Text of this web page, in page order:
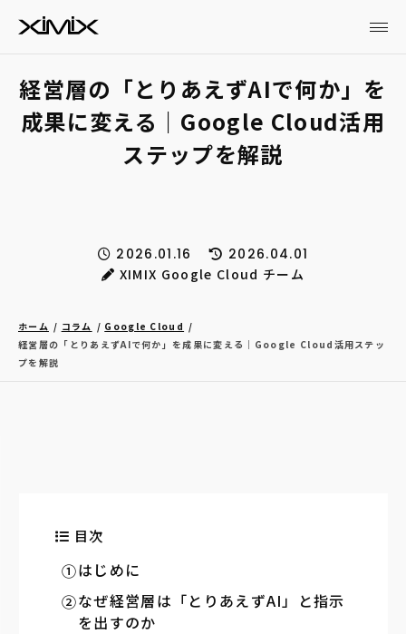
経営層の「とりあえずAIで何か」を
成果に変える｜Google Cloud活用
ステップを解説
2026.01.16
2026.04.01
XIMIX Google Cloud チーム
ホーム コラム
Google Cloud
経営層の「とりあえずAIで何か」を成果に変える｜Google Cloud活用ステッ
プを解説
目次
はじめに
なぜ経営層は「とりあえずAI」と指示
を出すのか